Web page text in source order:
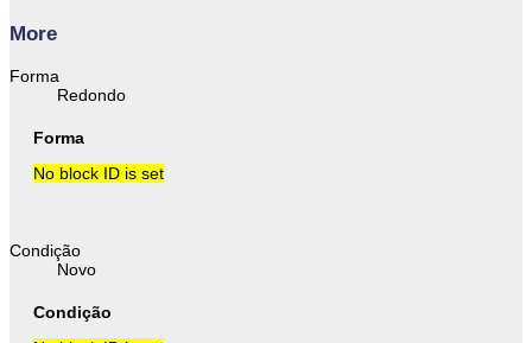
More
Forma
Redondo
Forma
No block ID is set
Condição
Novo
Condição